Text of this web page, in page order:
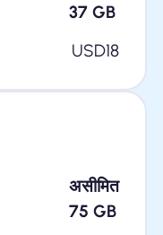
37 GB
USD18
असीमित
75 GB